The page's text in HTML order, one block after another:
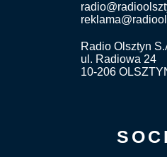
Radio Olsztyn
ul. Radiowa 24
10-206